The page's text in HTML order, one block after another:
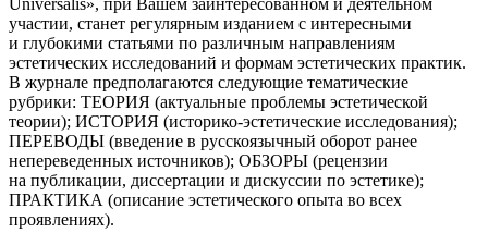
участии, станет регулярным изданием с интересными
и глубокими статьями по различным направлениям
эстетических исследований и формам эстетических практик.
В журнале предполагаются следующие тематические
рубрики: ТЕОРИЯ (актуальные проблемы эстетической
теории); ИСТОРИЯ (историко-эстетические исследования);
ПЕРЕВОДЫ (введение в русскоязычный оборот ранее
непереведенных источников); ОБЗОРЫ (рецензии
на публикации, диссертации и дискуссии по эстетике);
ПРАКТИКА (описание эстетического опыта во всех
проявлениях).